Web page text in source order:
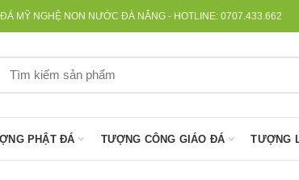
MỸ NGHỆ NON NƯỚC ĐÀ NẴNG - HOTLINE: 0707.433.662
PHẬT ĐÁ TƯỢNG CÔNG GIÁO ĐÁ TƯỢNG